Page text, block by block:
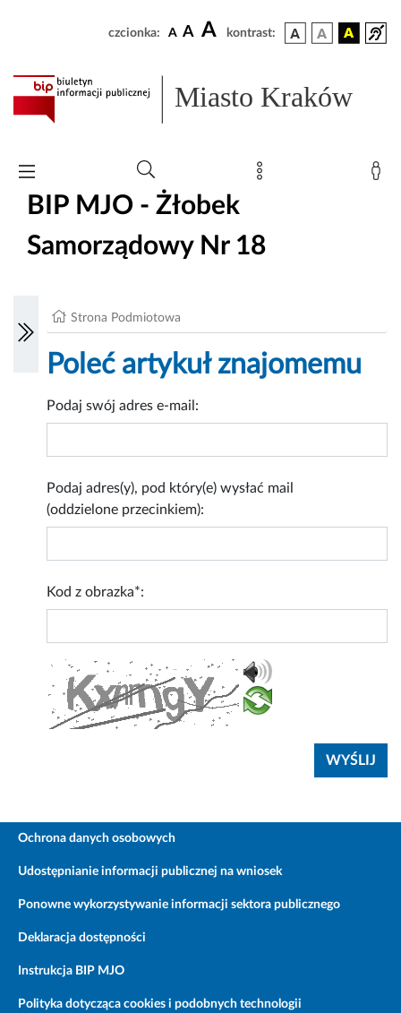
czcionka: A A A kontrast:
Miasto Kraków
BIP MJO - Żłobek
Samorządowy Nr 18
Strona Podmiotowa
Poleć artykuł znajomemu
Podaj swój adres e-mail:
Podaj adres(y), pod który(e) wysłać mail
(oddzielone przecinkiem):
Kod z obrazka*:
Ochrona danych osobowych
Udostępnianie informacji publicznej na wniosek
Ponowne wykorzystywanie informacji sektora publicznego
Deklaracja dostępności
Instrukcja BIP MJO
Polityka dotycząca cookies i podobnych technologii